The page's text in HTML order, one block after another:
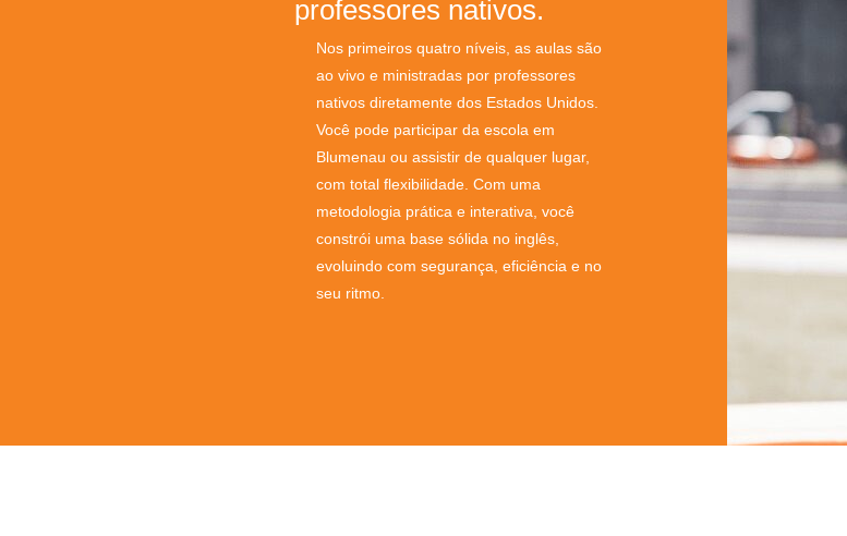
professores nativos.
Nos primeiros quatro níveis, as aulas são
ao vivo e ministradas por professores
nativos diretamente dos Estados Unidos.
Você pode participar da escola em
Blumenau ou assistir de qualquer lugar,
com total flexibilidade. Com uma
metodologia prática e interativa, você
constrói uma base sólida no inglês,
evoluindo com segurança, eficiência e no
seu ritmo.